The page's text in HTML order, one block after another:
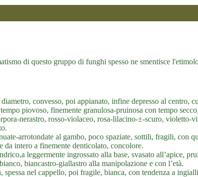
di questo gruppo di funghi spesso ne smentisce
convesso, poi appianato, infine depresso al centro,
piovoso, finemente granulosa-pruinosa con tempo
nerastro, rosso-violaceo, rosa-lilacino-±-scuro, violetto-
arrotondate al gambo, poco spaziate, sottili, fragili, con
da intero a finemente denticolato, concolore.
leggermente ingrossato alla base, svasato all’apice,
biancastro-giallastro alla manipolazione e con l’età.
spessa nel cappello, poi fragile, bianca, con tendenza a